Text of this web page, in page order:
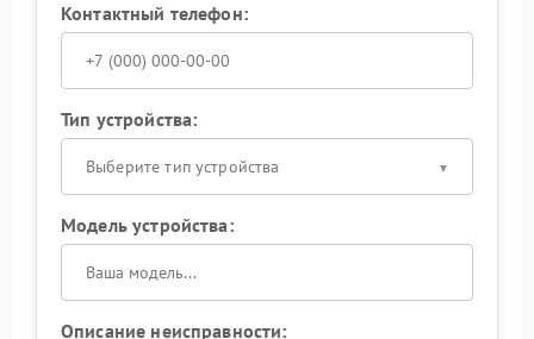
Контактный телефон:
Тип устройства:
Выберите тип устройства
Модель устройства:
Описание неисправности: